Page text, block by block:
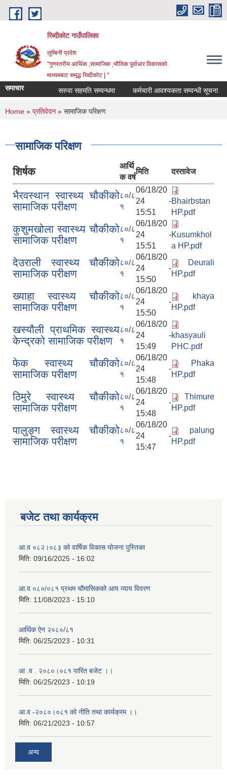
Skip to main content
रिब्दीकोट गाउँपालिका
लुम्बिनी प्रदेश
"गुणस्तरीय आर्थिक ,सामाजिक ,भौतिक पूर्वाधार विकासको
माध्यमबाट समृद्ध रिब्दीकोट | "
समाचार सरुवा सहमति सम्वन्धमा कर्मचारी आवश्यकता सम्वन्धी सूचना
You are here
Home » प्रतिवेदन » सामाजिक परिक्षण
सामाजिक परिक्षण
शिर्षक
आर्थि
क वर्ष
मिति दस्तावेज
भैरवस्थान स्वास्थ्य चौकीको
सामाजिक परीक्षण
८०/८
१
06/18/20
24 -
15:51
Bhairbstan
HP.pdf
कुशुमखोला स्वास्थ्य चौकीको
सामाजिक परीक्षण
८०/८
१
06/18/20
24 -
15:51
Kusumkhol
a HP.pdf
देउराली स्वास्थ्य चौकीको
सामाजिक परीक्षण
८०/८
१
06/18/20
24 -
15:50
Deurali
HP.pdf
ख्याहा स्वास्थ्य चौकीको
सामाजिक परीक्षण
८०/८
१
06/18/20
24 -
15:50
khaya
HP.pdf
खस्यौली प्राथमिक स्वास्थ्य
केन्द्रको सामाजिक परीक्षण
८०/८
१
06/18/20
24 -
15:49
khasyauli
PHC.pdf
फेक स्वास्थ्य चौकीको
सामाजिक परीक्षण
८०/८
१
06/18/20
24 -
15:48
Phaka
HP.pdf
ठिमुरे स्वास्थ्य चौकीको
सामाजिक परीक्षण
८०/८
१
06/18/20
24 -
15:48
Thimure
HP.pdf
पालुङ्ग स्वास्थ्य चौकीको
सामाजिक परीक्षण
८०/८
१
06/18/20
24 -
15:47
palung
HP.pdf
बजेट तथा कार्यक्रम
आ.व ०८२।०८३ को वार्षिक विकास योजना पुस्तिका
मिति: 09/16/2025 - 16:02
आ.व ०८०/०८१ प्रथम चौमासिकको आय व्याय विवरण
मिति: 11/08/2023 - 15:10
आर्थिक ऐन २०८०/८१
मिति: 06/25/2023 - 10:31
आ .व . २०८०।०८१ पारित बजेट ।।
मिति: 06/25/2023 - 10:19
आ.व -२०८०।०८१ को नीति तथा कार्यक्रम ।।
मिति: 06/21/2023 - 10:57
अन्य